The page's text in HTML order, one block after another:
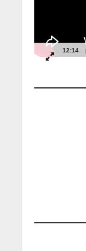
12:14